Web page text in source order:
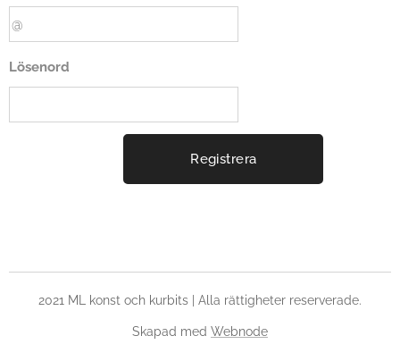
Lösenord
Registrera
2021 ML konst och kurbits | Alla rättigheter reserverade.
Skapad med Webnode